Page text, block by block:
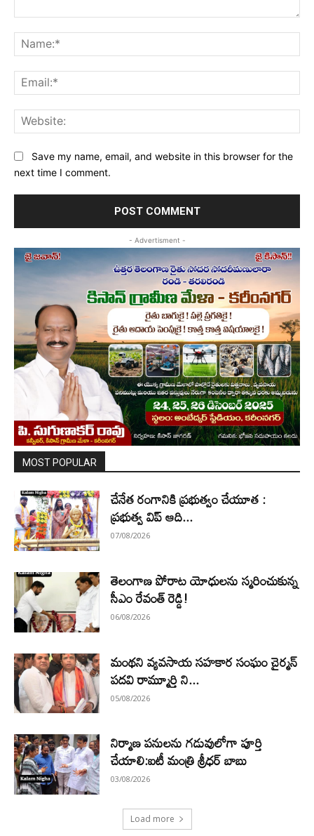
Save my name, email, and website in this browser for the
next time I comment.
- Advertisment -
MOST POPULAR
చేనేత రంగానికి ప్రభుత్వం చేయూత :
ప్రభుత్వ విప్ ఆది...
07/08/2026
తెలంగాణ పోరాట యోధులను స్మరించుకున్న
సీఎం రేవంత్ రెడ్డి!
06/08/2026
మంథని వ్యవసాయ సహకార సంఘం చైర్మన్
పదవి రామ్మూర్తి ని...
05/08/2026
నిర్మాణ పనులను గడువులోగా పూర్తి
చేయాలి:ఐటీ మంత్రి శ్రీధర్ బాబు
03/08/2026
Load more